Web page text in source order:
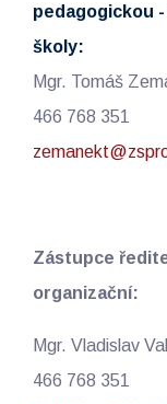
pedagogickou
školy:
Mgr. Tomáš
466 768 351
Zástupce
organizační:
Mgr. Vladislav
466 768 351